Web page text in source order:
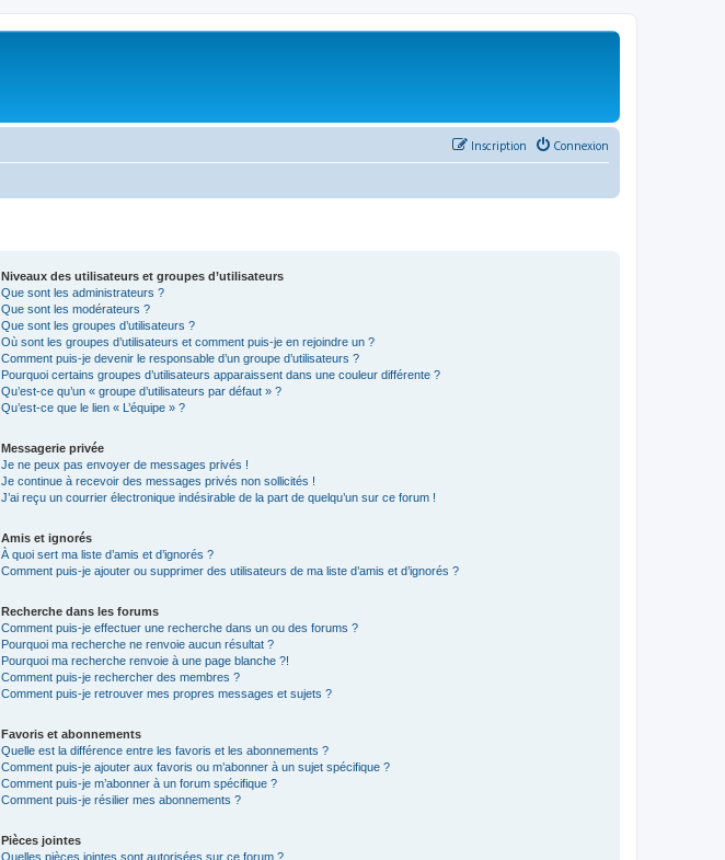
Connexion
Inscription
Niveaux des utilisateurs et groupes d’utilisateurs
Que sont les administrateurs ?
Que sont les modérateurs ?
Que sont les groupes d’utilisateurs ?
Où sont les groupes d’utilisateurs et comment puis-je en rejoindre un ?
Comment puis-je devenir le responsable d’un groupe d’utilisateurs ?
Pourquoi certains groupes d’utilisateurs apparaissent dans une couleur différente ?
Qu’est-ce qu’un « groupe d’utilisateurs par défaut » ?
Qu’est-ce que le lien « L’équipe » ?
Messagerie privée
Je ne peux pas envoyer de messages privés !
Je continue à recevoir des messages privés non sollicités !
J’ai reçu un courrier électronique indésirable de la part de quelqu’un sur ce forum !
Amis et ignorés
À quoi sert ma liste d’amis et d’ignorés ?
Comment puis-je ajouter ou supprimer des utilisateurs de ma liste d’amis et d’ignorés ?
Recherche dans les forums
Comment puis-je effectuer une recherche dans un ou des forums ?
Pourquoi ma recherche ne renvoie aucun résultat ?
Pourquoi ma recherche renvoie à une page blanche ?!
Comment puis-je rechercher des membres ?
Comment puis-je retrouver mes propres messages et sujets ?
Favoris et abonnements
Quelle est la différence entre les favoris et les abonnements ?
Comment puis-je ajouter aux favoris ou m’abonner à un sujet spécifique ?
Comment puis-je m’abonner à un forum spécifique ?
Comment puis-je résilier mes abonnements ?
Pièces jointes
Quelles pièces jointes sont autorisées sur ce forum ?